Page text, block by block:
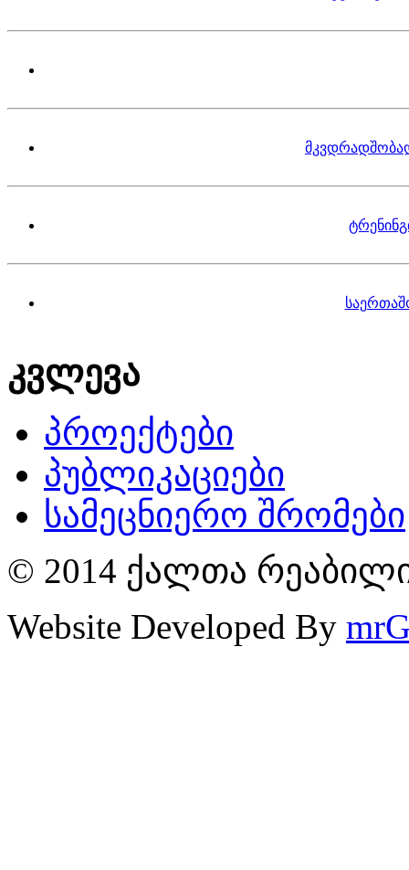
კვლევა
პროექტები
პუბლიკაციები
სამეცნიერო შრომები
© 2014 ქალთა
Website Developed By